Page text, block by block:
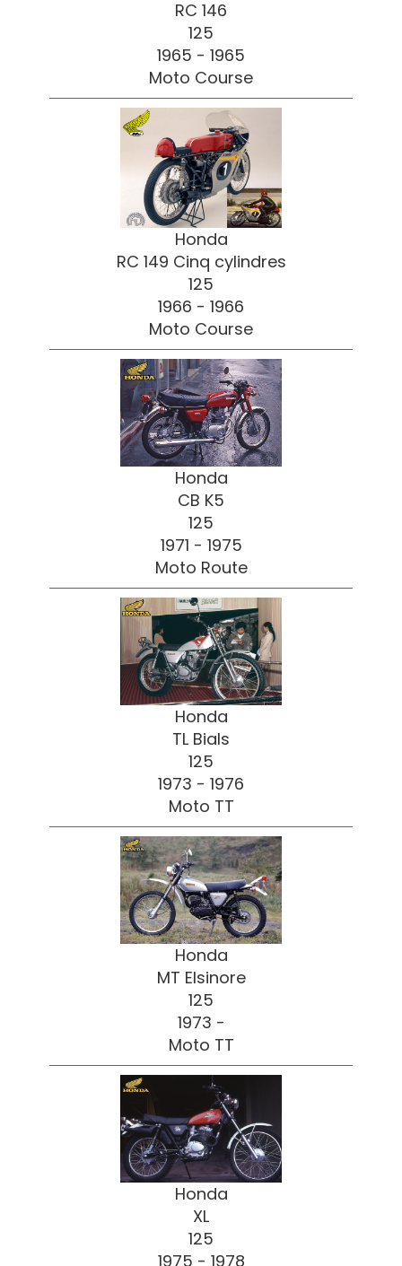
RC 146
125
1965 - 1965
Moto Course
Honda
RC 149 Cinq cylindres
125
1966 - 1966
Moto Course
Honda
CB K5
125
1971 - 1975
Moto Route
Honda
TL Bials
125
1973 - 1976
Moto TT
Honda
MT Elsinore
125
1973 -
Moto TT
Honda
XL
125
1975 - 1978